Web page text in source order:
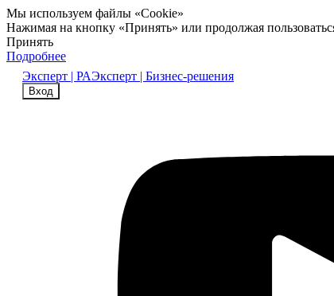
Мы используем файлы «Cookie»
Нажимая на кнопку «Принять» или продолжая
Принять
Подробнее
Эксперт | РАЭксперт | Бизнес-решения
Вход